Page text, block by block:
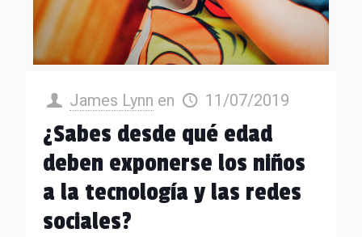
James Lynn en 11/07/2019
¿Sabes desde qué edad
deben exponerse los niños
a la tecnología y las redes
sociales?